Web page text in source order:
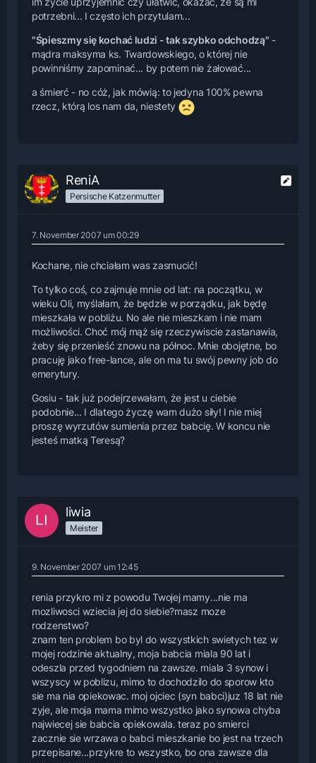
potrzebni... I często ich przytulam...
"Śpieszmy się kochać ludzi - tak szybko odchodzą" -
mądra maksyma ks. Twardowskiego, o której nie
powinniśmy zapominać... by potem nie żałować...
a śmierć - no cóż, jak mówią: to jedyna 100% pewna
rzecz, którą los nam da, niestety
ReniA
Persische Katzenmutter
7. November 2007 um 00:29
Kochane, nie chciałam was zasmucić!
To tylko coś, co zajmuje mnie od lat: na początku, w
wieku Oli, myślałam, że będzie w porządku, jak będę
mieszkała w pobliżu. No ale nie mieszkam i nie mam
możliwości. Choć mój mąż się rzeczywiscie zastanawia,
żeby się przenieść znowu na północ. Mnie obojętne, bo
pracuję jako free-lance, ale on ma tu swój pewny job do
emerytury.
Gosiu - tak już podejrzewałam, że jest u ciebie
podobnie... I dlatego życzę wam dużo siły! I nie miej
proszę wyrzutów sumienia przez babcię. W koncu nie
jesteś matką Teresą?
liwia
Meister
9. November 2007 um 12:45
renia przykro mi z powodu Twojej mamy...nie ma
mozliwosci wziecia jej do siebie?masz moze
rodzenstwo?
znam ten problem bo byl do wszystkich swietych tez w
mojej rodzinie aktualny, moja babcia miala 90 lat i
odeszla przed tygodniem na zawsze. miala 3 synow i
wszyscy w poblizu, mimo to dochodzilo do sporow kto
sie ma nia opiekowac. moj ojciec (syn babci)juz 18 lat nie
zyje, ale moja mama mimo wszystko jako synowa chyba
najwiecej sie babcia opiekowala. teraz po smierci
zacznie sie wrzawa o babci mieszkanie bo jest na trzech
przepisane...przykre to wszystko, bo ona zawsze dla